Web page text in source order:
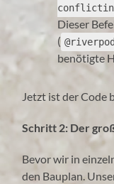
Dieser
( @riverpod
benötigte
Jetzt ist der Code
Schritt 2: Der
Bevor wir in
den Bauplan.